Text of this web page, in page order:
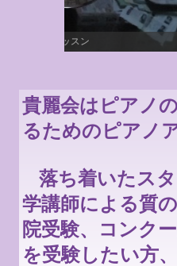
貴麗会はピアノ
るためのピアノ
落ち着いたス
学講師による質
院受験、コンク
を受験したい方